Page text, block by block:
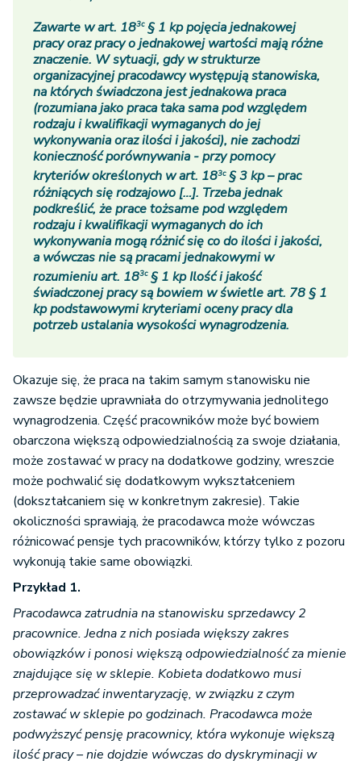
Zawarte w art. 183c§ 1 kp pojęcia jednakowej
pracy oraz pracy o jednakowej wartości mają różne
znaczenie. W sytuacji, gdy w strukturze
organizacyjnej pracodawcy występują stanowiska,
na których świadczona jest jednakowa praca
(rozumiana jako praca taka sama pod względem
rodzaju i kwalifikacji wymaganych do jej
wykonywania oraz ilości i jakości), nie zachodzi
konieczność porównywania - przy pomocy
kryteriów określonych w art. 183c§ 3 kp – prac
różniących się rodzajowo […]. Trzeba jednak
podkreślić, że prace tożsame pod względem
rodzaju i kwalifikacji wymaganych do ich
wykonywania mogą różnić się co do ilości i jakości,
a wówczas nie są pracami jednakowymi w
rozumieniu art. 183c§ 1 kp Ilość i jakość
świadczonej pracy są bowiem w świetle art. 78 § 1
kp podstawowymi kryteriami oceny pracy dla
potrzeb ustalania wysokości wynagrodzenia.
Okazuje się, że praca na takim samym stanowisku nie
zawsze będzie uprawniała do otrzymywania jednolitego
wynagrodzenia. Część pracowników może być bowiem
obarczona większą odpowiedzialnością za swoje działania,
może zostawać w pracy na dodatkowe godziny, wreszcie
może pochwalić się dodatkowym wykształceniem
(dokształcaniem się w konkretnym zakresie). Takie
okoliczności sprawiają, że pracodawca może wówczas
różnicować pensje tych pracowników, którzy tylko z pozoru
wykonują takie same obowiązki.
Przykład 1.
Pracodawca zatrudnia na stanowisku sprzedawcy 2
pracownice. Jedna z nich posiada większy zakres
obowiązków i ponosi większą odpowiedzialność za mienie
znajdujące się w sklepie. Kobieta dodatkowo musi
przeprowadzać inwentaryzację, w związku z czym
zostawać w sklepie po godzinach. Pracodawca może
podwyższyć pensję pracownicy, która wykonuje większą
ilość pracy – nie dojdzie wówczas do dyskryminacji w